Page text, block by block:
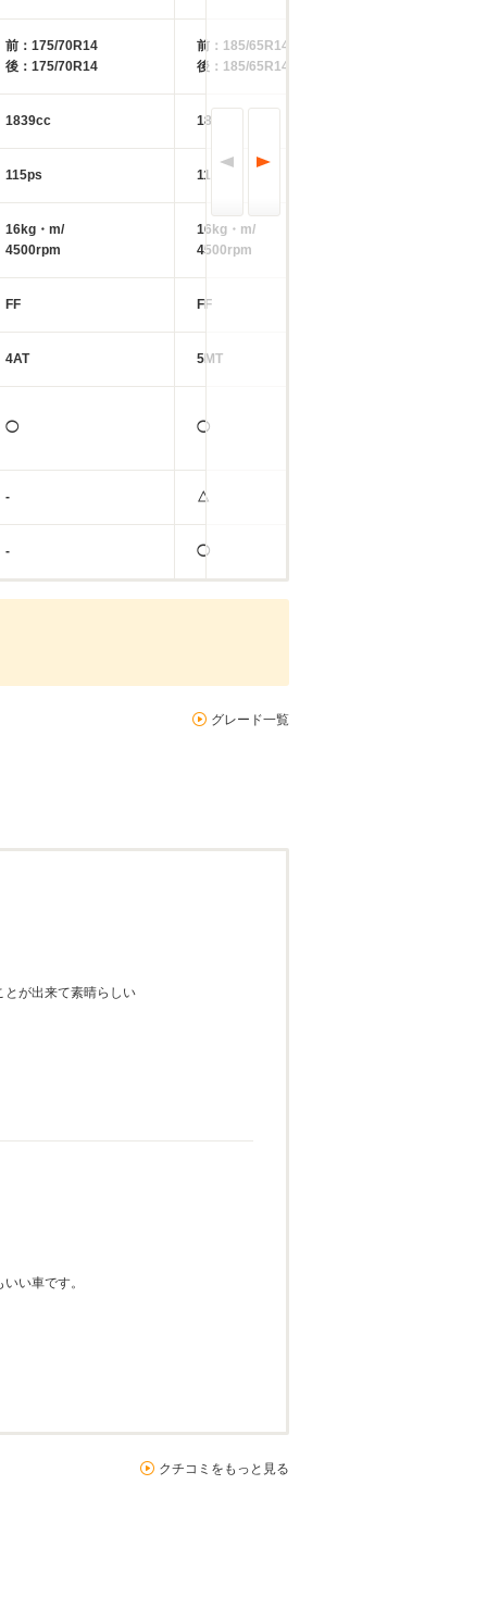
前：175/70R14
後：175/70R14
前：185/65R14
後：185/65R14
1839cc 1839cc
115ps 115ps
16kg・m/
4500rpm
16kg・m/
4500rpm
FF FF
4AT 5MT
◯ ◯
- △
- ◯
グレード一覧
とが出来て素晴らしい
い車です。
クチコミをもっと見る